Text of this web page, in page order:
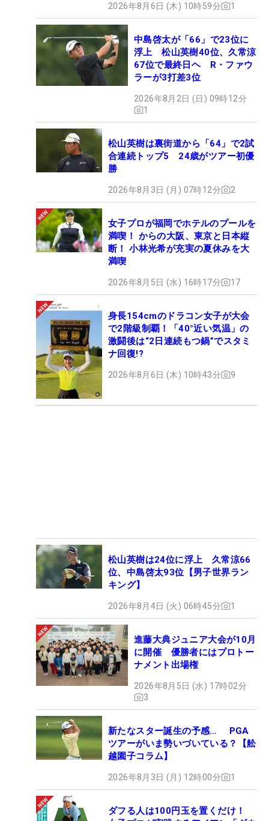
2026年8月6日 (木) 10時59分 1
中島啓太が「66」で23位に
浮上 松山英樹40位、久常涼
67位で最終日ヘ R・ファウ
ラーが3打差3位
2026年8月2日 (日) 09時12分
1
松山英樹は裏街道から「64」で2試
合連続トップ5 24歳がツアー初優
勝
2026年8月3日 (月) 07時12分 2
女子プロが福岡でホテルのプールを
満喫！ からの大阪、東京と日本縦
断！ 小林光希が充実の夏休みを大
満喫
2026年8月5日 (水) 16時17分 17
身長154cmのドラコン女子が大会
で2階級制覇！「40°近い気温」の
激闘後は“2日連続もつ鍋”でスタミ
ナ回復!?
2026年8月6日 (木) 10時43分 9
松山英樹は24位に浮上 久常涼66
位、中島啓太93位【男子世界ラン
キング】
2026年8月4日 (火) 06時45分 1
進藤大典ジュニア大会が10月
に開催 優勝者にはプロトー
ナメント出場権
2026年8月5日 (水) 17時02分
3
新たなスター誕生の予感… PGA
ツアーがいま勢いづいている？【舩
越園子コラム】
2026年8月3日 (月) 12時00分 1
ダフる人は100円玉を置くだけ！